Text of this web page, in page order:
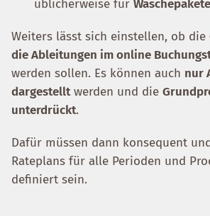
üblicherweise für Wäschepakete
Weiters lässt sich einstellen, ob die
die Ableitungen im online
werden sollen. Es können auch nur
dargestelltwerden und die
unterdrückt.
Dafür müssen dann konsequent
Rateplans für alle Perioden und
definiert sein.